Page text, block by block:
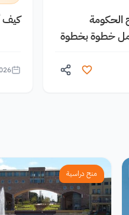
الحكومة
خطوة بخطوة
كيف
منح دراسية